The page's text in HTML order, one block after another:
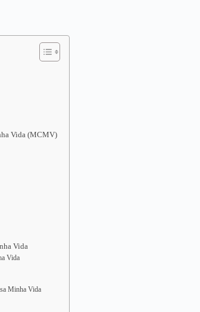
Vida (MCMV)
Vida
Vida
Minha Vida